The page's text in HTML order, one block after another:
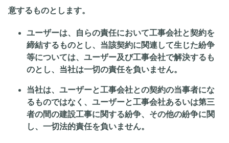
意するものとします。
ユーザーは、自らの責任において工事会社と契約を
締結するものとし、当該契約に関連して生じた紛争
等については、ユーザー及び工事会社で解決するも
のとし、当社は一切の責任を負いません。
当社は、ユーザーと工事会社との契約の当事者にな
るものではなく、ユーザーと工事会社あるいは第三
者の間の建設工事に関する紛争、その他の紛争に関
し、一切法的責任を負いません。